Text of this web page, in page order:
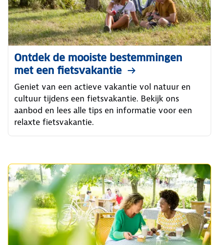
Ontdek de mooiste bestemmingen
met een fietsvakantie
Geniet van een actieve vakantie vol natuur en
cultuur tijdens een fietsvakantie. Bekijk ons
aanbod en lees alle tips en informatie voor een
relaxte fietsvakantie.